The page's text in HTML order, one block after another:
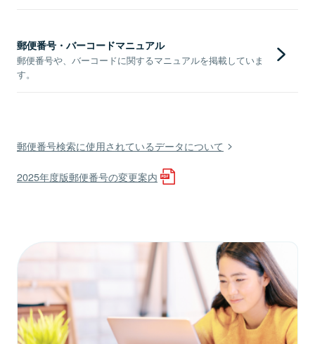
郵便番号・バーコードマニュアル
郵便番号や、バーコードに関するマニュアルを掲載していま
す。
郵便番号検索に使用されているデータについて
2025年度版郵便番号の変更案内